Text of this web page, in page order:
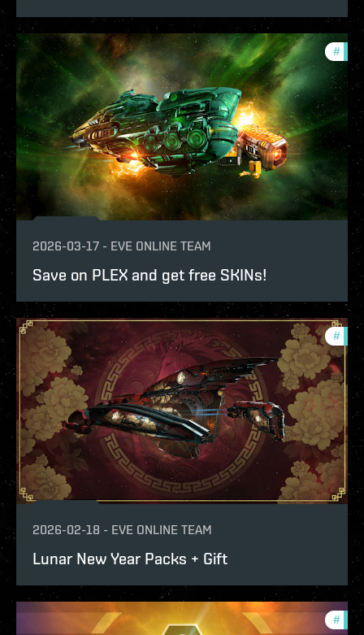
#
2026-03-17 - EVE ONLINE TEAM
Save on PLEX and get free SKINs!
#
2026-02-18 - EVE ONLINE TEAM
Lunar New Year Packs + Gift
#